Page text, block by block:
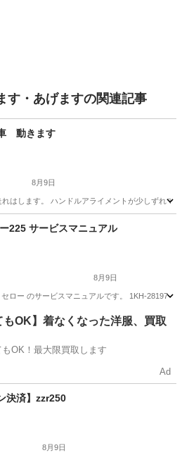
す・あげますの関連記事
動きます
8月9日
はします。 ハンドルアライメントが少しずれて
ヤマハ
225 サービスマニュアル
8月9日
ロー のサービスマニュアルです。 1KH-28197-
もOK】着なくなった洋服、買取
OK！最大限買取します
Ad
決済】zzr250
8月9日